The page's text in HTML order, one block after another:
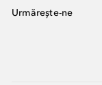
Urmărește-ne